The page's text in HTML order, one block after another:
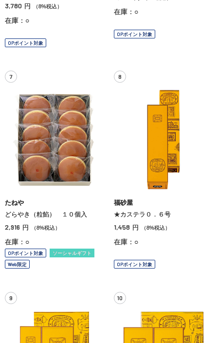
3,780 円 （8%税込）
在庫：○
OPポイント対象
在庫：○
OPポイント対象
7
たねや
どらやき（粒餡） １０個入
2,916 円 （8%税込）
在庫：○
OPポイント対象
ソーシャルギフト
Web限定
8
福砂屋
★カステラ０．６号
1,458 円 （8%税込）
在庫：○
OPポイント対象
9 10